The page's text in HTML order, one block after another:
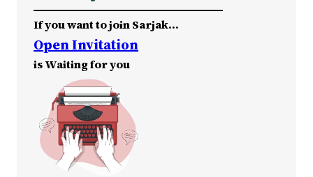
If you want to join Sarjak…
Open Invitation
is Waiting for you